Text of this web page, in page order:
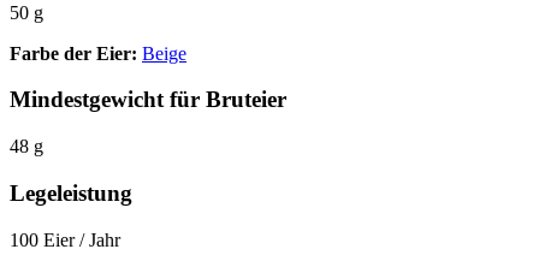
50 g
Farbe der Eier: Beige
Mindestgewicht für Bruteier
48 g
Legeleistung
100 Eier / Jahr